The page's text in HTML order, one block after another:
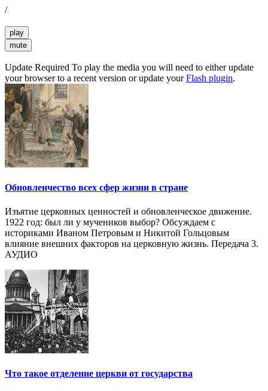
/
play
mute
Update Required To play the media you will need to either update
your browser to a recent version or update yourFlash plugin.
Обновленчество всех сфер жизни в стране
Изъятие церковных ценностей и обновленческое движение.
1922 год: был ли у мучеников выбор? Обсуждаем с
историками Иваном Петровым и Никитой Гольцовым
влияние внешних факторов на церковную жизнь. Передача 3.
АУДИО
Что такое отделение церкви от государства